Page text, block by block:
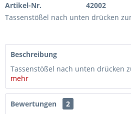
Artikel-Nr.
42002
Tassenstößel nach unten drücken
Beschreibung
Tassenstößel nach unten drücken
mehr
Bewertungen
2